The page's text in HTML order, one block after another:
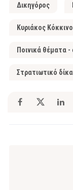
Δικηγόρος
Κυριάκος
Ποινικά θέματα -
Στρατιωτικό